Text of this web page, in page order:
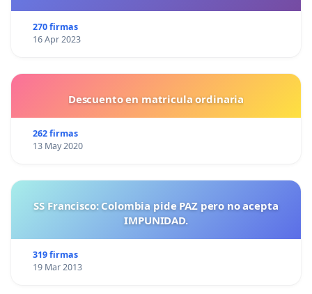
270 firmas
16 Apr 2023
Descuento en matricula ordinaria
262 firmas
13 May 2020
SS Francisco: Colombia pide PAZ pero no acepta
IMPUNIDAD.
319 firmas
19 Mar 2013